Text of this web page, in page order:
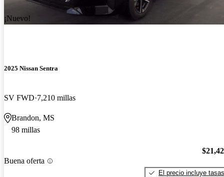
¡Nuevo!
2025 Nissan Sentra
SV FWD 7,210 millas
Brandon, MS
98 millas
Buena oferta
El precio incluye tasas